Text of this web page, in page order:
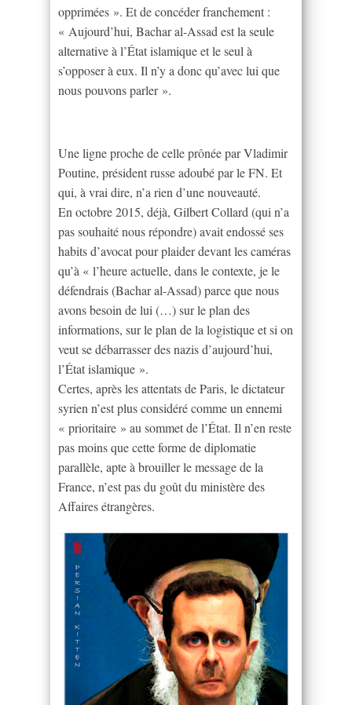
opprimées ». Et de concéder franchement :
« Aujourd’hui, Bachar al-Assad est la seule
alternative à l’État islamique et le seul à
s’opposer à eux. Il n’y a donc qu’avec lui que
nous pouvons parler ».
Une ligne proche de celle prônée par Vladimir
Poutine, président russe adoubé par le FN. Et
qui, à vrai dire, n’a rien d’une nouveauté.
En octobre 2015, déjà, Gilbert Collard (qui n’a
pas souhaité nous répondre) avait endossé ses
habits d’avocat pour plaider devant les caméras
qu’à « l’heure actuelle, dans le contexte, je le
défendrais (Bachar al-Assad) parce que nous
avons besoin de lui (…) sur le plan des
informations, sur le plan de la logistique et si on
veut se débarrasser des nazis d’aujourd’hui,
l’État islamique ».
Certes, après les attentats de Paris, le dictateur
syrien n’est plus considéré comme un ennemi
« prioritaire » au sommet de l’État. Il n’en reste
pas moins que cette forme de diplomatie
parallèle, apte à brouiller le message de la
France, n’est pas du goût du ministère des
Affaires étrangères.